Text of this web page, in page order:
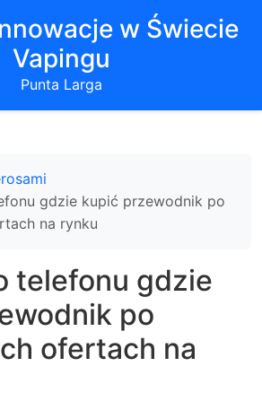
w Świecie
Vapingu
Punta Larga
gdzie kupić przewodnik po
na rynku
telefonu gdzie
po
ofertach na